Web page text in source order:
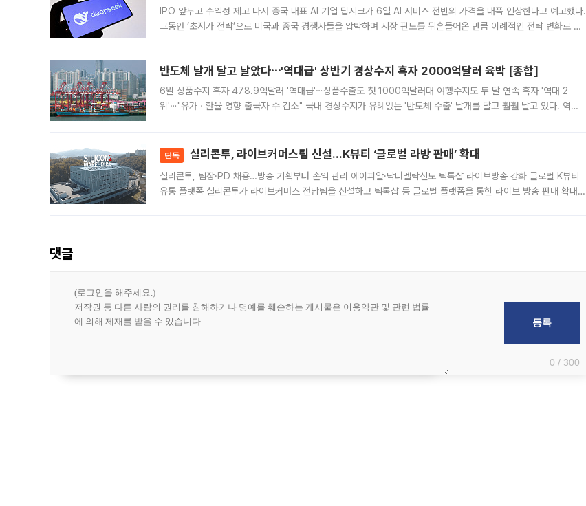
IPO 앞두고 수익성 제고 나서 중국 대표 AI 기업 딥시크가 6일 AI 서비스 전반의 가격을 대폭 인상한다고 예고했다.
그동안 ‘초저가 전략’으로 미국과 중국 경쟁사들을 압박하며 시장 판도를 뒤흔들어온 만큼 이례적인 전략 변화로 평
반도체 날개 달고 날았다⋯'역대급' 상반기 경상수지 흑자 2000억달러 육박 [종합]
6월 상품수지 흑자 478.9억달러 '역대급'⋯상품수출도 첫 1000억달러대 여행수지도 두 달 연속 흑자 '역대 2
위'⋯"유가ㆍ환율 영향 출국자 수 감소" 국내 경상수지가 유례없는 '반도체 수출' 날개를 달고 훨훨 날고 있다. 역대
단독 실리콘투, 라이브커머스팀 신설…K뷰티 ‘글로벌 라방 판매’ 확대
실리콘투, 팀장·PD 채용…방송 기획부터 손익 관리 에이피알·닥터멜락신도 틱톡샵 라이브방송 강화 글로벌 K뷰티
유통 플랫폼 실리콘투가 라이브커머스 전담팀을 신설하고 틱톡샵 등 글로벌 플랫폼을 통한 라이브 방송 판매 확대에
댓글
0 / 300